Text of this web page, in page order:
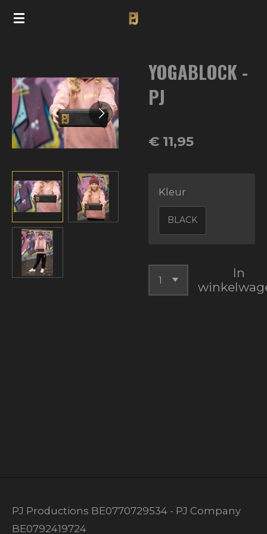
Ga
hoofdinhoud
YOGABLOCK -
PJ
€ 11,95
Kleur
BLACK
In
PJ Productions BE0770729534 - PJ Company
BE0792419724